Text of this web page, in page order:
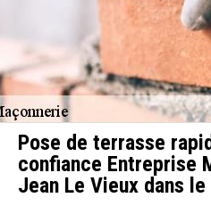
Pose de terrasse
confiance Entreprise
Jean Le Vieux dans